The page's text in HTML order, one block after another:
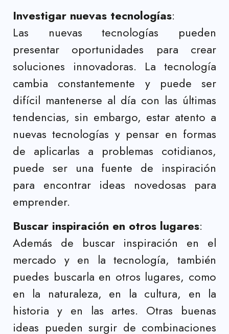
Investigar nuevas tecnologías:
Las nuevas tecnologías pueden
presentar oportunidades para crear
soluciones innovadoras. La tecnología
cambia constantemente y puede ser
difícil mantenerse al día con las últimas
tendencias, sin embargo, estar atento a
nuevas tecnologías y pensar en formas
de aplicarlas a problemas cotidianos,
puede ser una fuente de inspiración
para encontrar ideas novedosas para
emprender.
Buscar inspiración en otros lugares:
Además de buscar inspiración en el
mercado y en la tecnología, también
puedes buscarla en otros lugares, como
en la naturaleza, en la cultura, en la
historia y en las artes. Otras buenas
ideas pueden surgir de combinaciones